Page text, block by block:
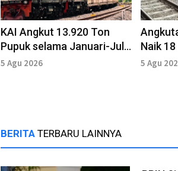
KAI Angkut 13.920 Ton
Pupuk selama Januari-Juli
2026
5 Agu 2026
Naik
374.098
5 Agu
BERITA TERBARU LAINNYA